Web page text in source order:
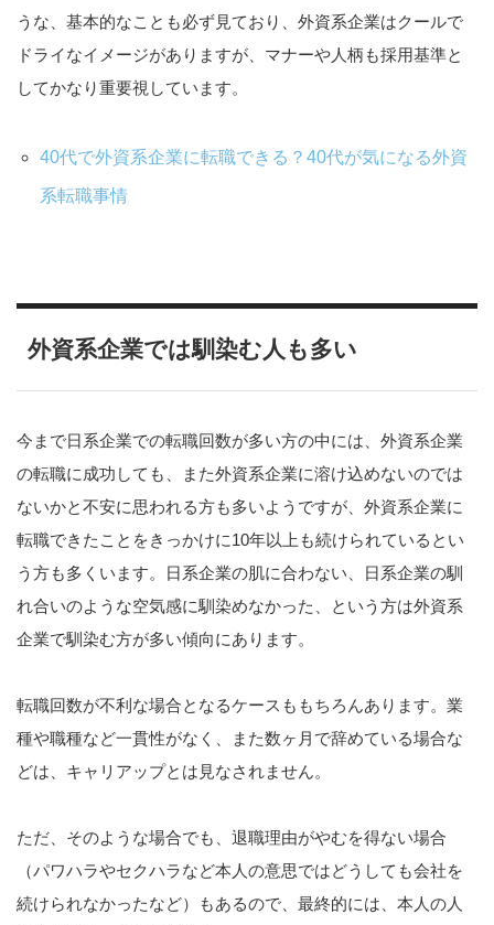
うな、基本的なことも必ず見ており、外資系企業はクールで
ドライなイメージがありますが、マナーや人柄も採用基準と
してかなり重要視しています。
40代で外資系企業に転職できる？40代が気になる外資
系転職事情
外資系企業では馴染む人も多い
今まで日系企業での転職回数が多い方の中には、外資系企業
の転職に成功しても、また外資系企業に溶け込めないのでは
ないかと不安に思われる方も多いようですが、外資系企業に
転職できたことをきっかけに10年以上も続けられているとい
う方も多くいます。日系企業の肌に合わない、日系企業の馴
れ合いのような空気感に馴染めなかった、という方は外資系
企業で馴染む方が多い傾向にあります。
転職回数が不利な場合となるケースももちろんあります。業
種や職種など一貫性がなく、また数ヶ月で辞めている場合な
どは、キャリアップとは見なされません。
ただ、そのような場合でも、退職理由がやむを得ない場合
（パワハラやセクハラなど本人の意思ではどうしても会社を
続けられなかったなど）もあるので、最終的には、本人の人